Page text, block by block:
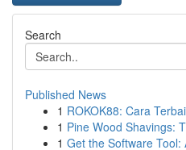
Search
Published News
1 ROKOK88: Cara
1 Pine Wood Shavings:
1 Get the Software